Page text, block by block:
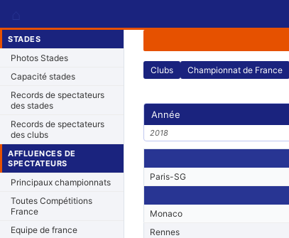
STADES
Photos Stades
Capacité stades
Records de spectateurs
des stades
Records de spectateurs
des clubs
AFFLUENCES DE
SPECTATEURS
Principaux championnats
Toutes Compétitions
France
Equipe de france
Clubs Championnat de France
Année
2018
Paris-SG
Monaco
Rennes